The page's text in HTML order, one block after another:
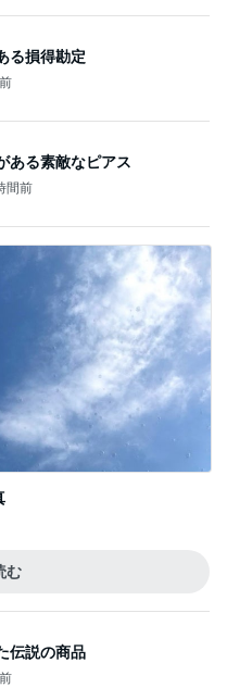
る損得勘定
ある素敵なピアス
間前
む
伝説の商品